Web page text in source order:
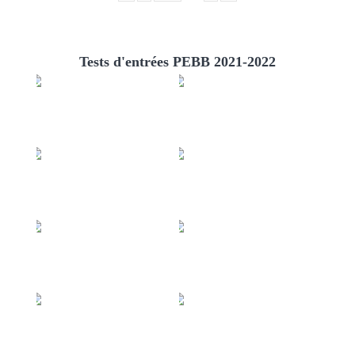
Tests d'entrées PEBB 2021-2022